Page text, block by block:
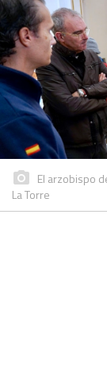
El arzobispo
La Torre